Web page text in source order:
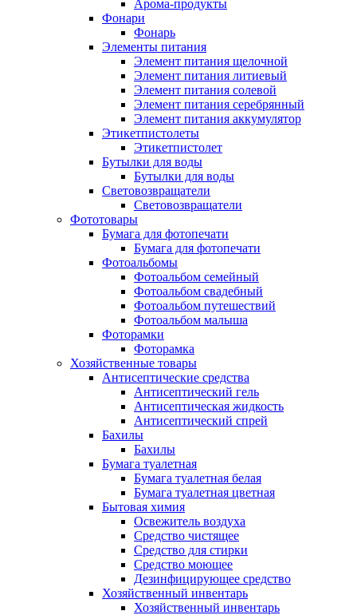
Арома-продукты
Фонари
Фонарь
Элементы питания
Элемент питания щелочной
Элемент питания литиевый
Элемент питания солевой
Элемент питания серебрянный
Элемент питания аккумулятор
Этикетпистолеты
Этикетпистолет
Бутылки для воды
Бутылки для воды
Световозвращатели
Световозвращатели
Фототовары
Бумага для фотопечати
Бумага для фотопечати
Фотоальбомы
Фотоальбом семейный
Фотоальбом свадебный
Фотоальбом путешествий
Фотоальбом малыша
Фоторамки
Фоторамка
Хозяйственные товары
Антисептические средства
Антисептический гель
Антисептическая жидкость
Антисептический спрей
Бахилы
Бахилы
Бумага туалетная
Бумага туалетная белая
Бумага туалетная цветная
Бытовая химия
Освежитель воздуха
Средство чистящее
Средство для стирки
Средство моющее
Дезинфицирующее средство
Хозяйственный инвентарь
Хозяйственный инвентарь